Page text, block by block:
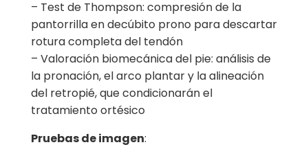
– Test de Thompson: compresión de la
pantorrilla en decúbito prono para descartar
rotura completa del tendón
– Valoración biomecánica del pie: análisis de
la pronación, el arco plantar y la alineación
del retropié, que condicionarán el
tratamiento ortésico
Pruebas de imagen: